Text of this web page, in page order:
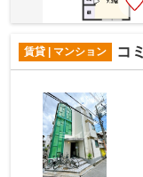
賃貸 | マンション コ